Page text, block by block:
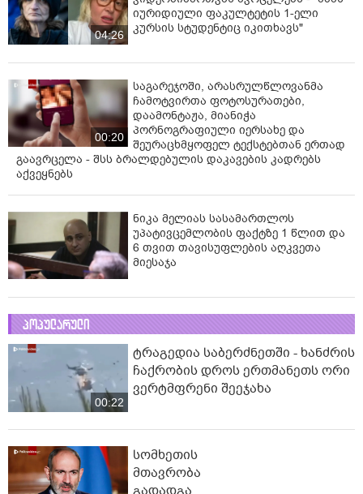
04:26
იურიდიული ფაკულტეტის 1-ელი
კურსის სტუდენტიც იკითხავს"
00:20
საგარეჯოში, არასრულწლოვანმა
ჩამოტვირთა ფოტოსურათები,
დაამონტაჟა, მიანიჭა
პორნოგრაფიული იერსახე და
შეურაცხმყოფელ ტექსტებთან ერთად
გაავრცელა - შსს ბრალდებულის დაკავების კადრებს
აქვეყნებს
ნიკა მელიას სასამართლოს
უპატივცემლობის ფაქტზე 1 წლით და
6 თვით თავისუფლების აღკვეთა
მიესაჯა
პოპულარული
00:22
ტრაგედია საბერძნეთში - ხანძრის
ჩაქრობის დროს ერთმანეთს ორი
ვერტმფრენი შეეჯახა
სომხეთის
მთავრობა